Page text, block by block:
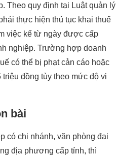
Theo quy định tại Luật quản lý
thực hiện thủ tục khai thuế
việc kể từ ngày được cấp
nghiệp. Trường hợp doanh
có thể bị phạt cản cáo hoặc
đồng tùy theo mức độ vi
bài
có chi nhánh, văn phòng đại
địa phương cấp tỉnh, thì